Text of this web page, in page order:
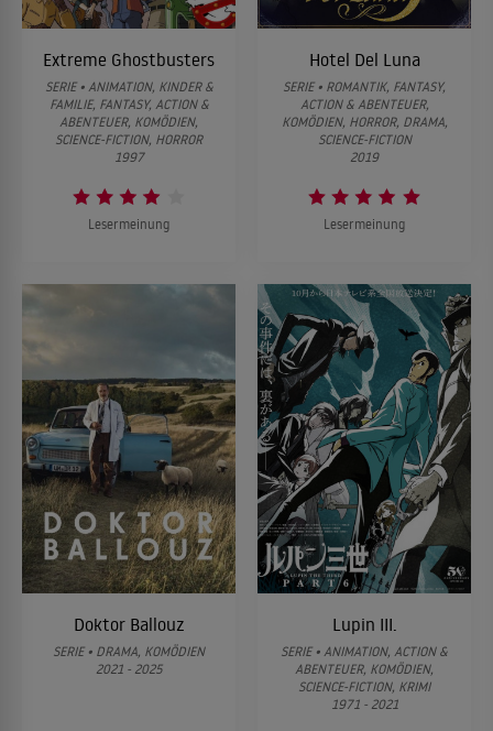
Extreme Ghostbusters
SERIE • ANIMATION, KINDER &
FAMILIE, FANTASY, ACTION &
ABENTEUER, KOMÖDIEN,
SCIENCE-FICTION, HORROR
1997
Lesermeinung
Hotel Del Luna
SERIE • ROMANTIK, FANTASY,
ACTION & ABENTEUER,
KOMÖDIEN, HORROR, DRAMA,
SCIENCE-FICTION
2019
Lesermeinung
Doktor Ballouz
SERIE • DRAMA, KOMÖDIEN
2021 - 2025
Lupin III.
SERIE • ANIMATION, ACTION &
ABENTEUER, KOMÖDIEN,
SCIENCE-FICTION, KRIMI
1971 - 2021